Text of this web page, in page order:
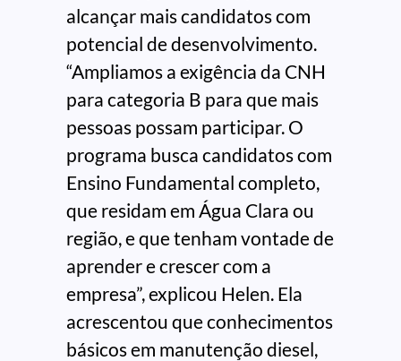
alcançar mais candidatos com
potencial de desenvolvimento.
“Ampliamos a exigência da CNH
para categoria B para que mais
pessoas possam participar. O
programa busca candidatos com
Ensino Fundamental completo,
que residam em Água Clara ou
região, e que tenham vontade de
aprender e crescer com a
empresa”, explicou Helen. Ela
acrescentou que conhecimentos
básicos em manutenção diesel,